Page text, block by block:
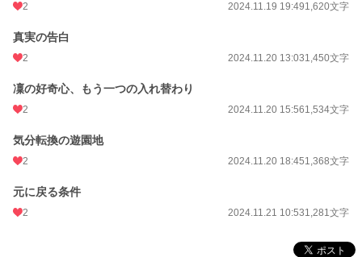
2 2024.11.19 19:491,620文字
真実の告白
2 2024.11.20 13:031,450文字
凜の好奇心、もう一つの入れ替わり
2 2024.11.20 15:561,534文字
気分転換の遊園地
2 2024.11.20 18:451,368文字
元に戻る条件
2 2024.11.21 10:531,281文字